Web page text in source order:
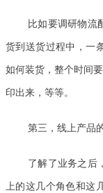
比如要调研物流
货到送货过程中，一
如何装货，整个时间
印出来，等等。
第三，线上产品
了解了业务之后
上的这几个角色和这